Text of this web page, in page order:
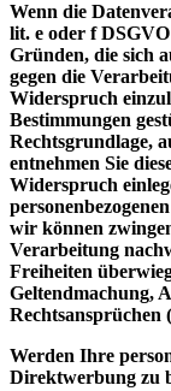
Wenn die
lit. e oder f
Gründen, die sich
gegen die
Widerspruch
Bestimmungen
Rechtsgrundlage,
entnehmen Sie
Widerspruch
wir können
Verarbeitung
Freiheiten
Geltendmachung,
Werden Ihre
Direktwerbung zu